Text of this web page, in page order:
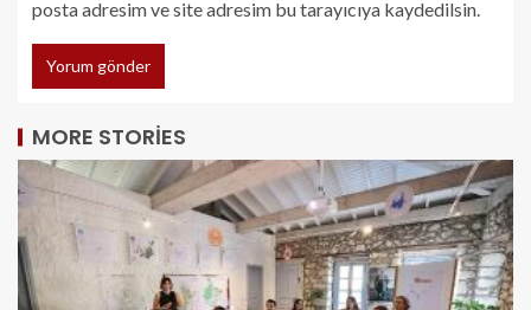
posta adresim ve site adresim bu tarayıcıya kaydedilsin.
MORE STORIES